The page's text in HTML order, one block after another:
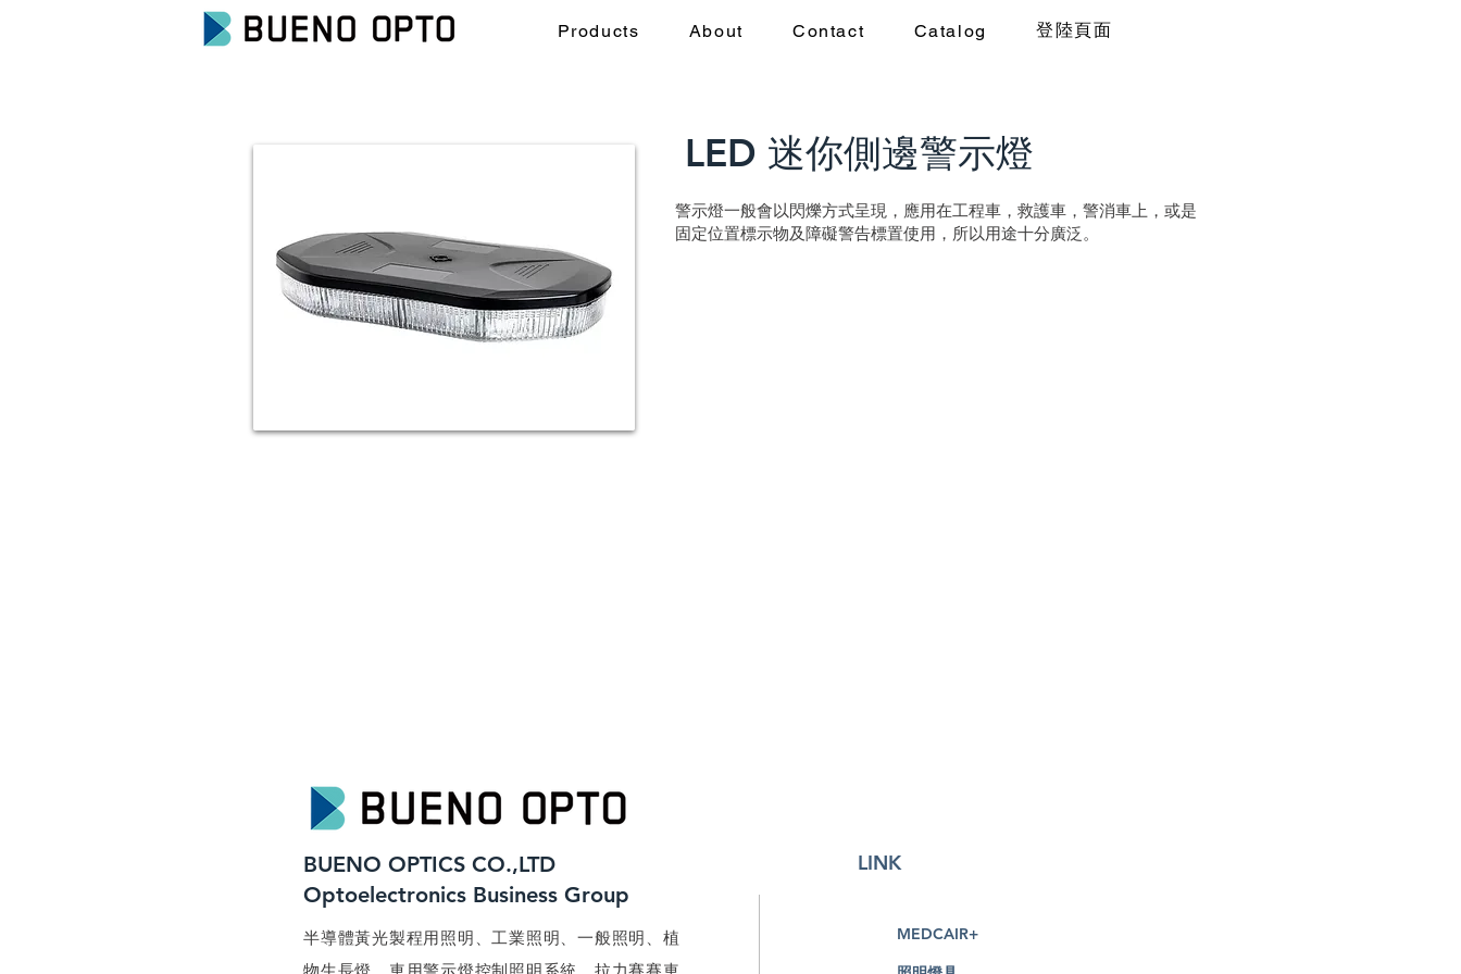
Products About Contact Catalog 登陸頁面
LED 迷你側邊警示燈
警示燈一般會以閃爍方式呈現，應用在工程車，救護車，警消車上，或是
固定位置標示物及障礙警告標置使用，所以用途十分廣泛。
BUENO OPTICS CO.,LTD
​Optoelectronics Business Group
LINK
​半導體黃光製程用照明、工業照明、一般照明、植
MEDCAIR+